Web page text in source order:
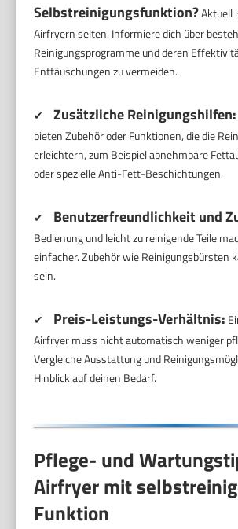
Selbstreinigungsfunktion?Aktuell
Airfryern selten. Informiere dich über
Reinigungsprogramme und deren
Enttäuschungen zu vermeiden.
✔ Zusätzliche Reinigungshilfen:
bieten Zubehör oder Funktionen, die die
erleichtern, zum Beispiel abnehmbare
oder spezielle Anti-Fett-Beschichtungen.
✔ Benutzerfreundlichkeit und
Bedienung und leicht zu reinigende Teile
einfacher. Zubehör wie Reinigungsbürsten
sein.
✔ Preis-Leistungs-Verhältnis:
Airfryer muss nicht automatisch weniger
Vergleiche Ausstattung und
Hinblick auf deinen Bedarf.
Pflege- und
Airfryer mit
Funktion